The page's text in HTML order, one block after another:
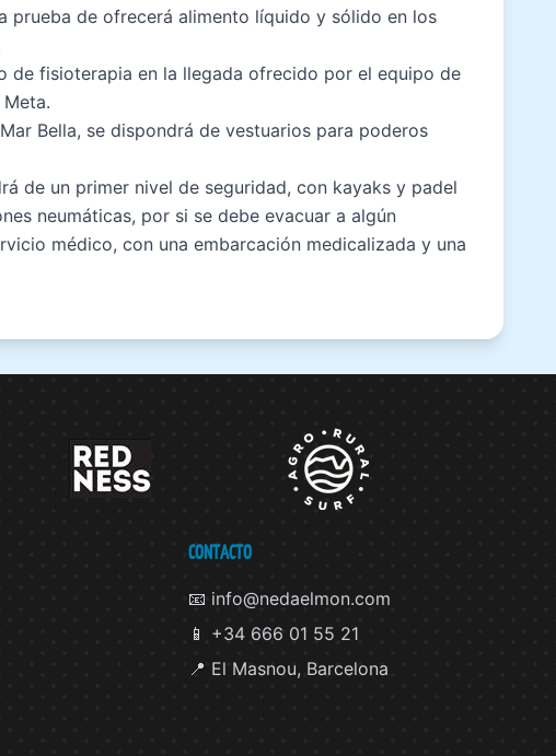
prueba de ofrecerá alimento líquido y sólido en los
de fisioterapia en la llegada ofrecido por el equipo de
Bella, se dispondrá de vestuarios para poderos
de un primer nivel de seguridad, con kayaks y padel
neumáticas, por si se debe evacuar a algún
médico, con una embarcación medicalizada y una
CONTACTO
📧 info@nedaelmon.com
📱 +34 666 01 55 21
📍 El Masnou, Barcelona